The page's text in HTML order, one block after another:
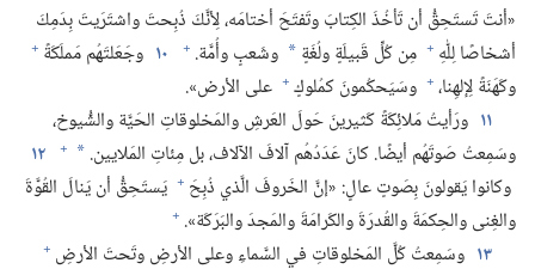
«أنتَ تَستَحِقُّ أن تَأخُذَ الكِتابَ وتَفتَحَ أختامَه،‏ لِأنَّكَ ذُبِحتَ واشتَرَيتَ بِدَمِكَ
أشخاصًا لِلّٰهِ + مِن كُلِّ قَبيلَةٍ ولُغَةٍ * وشَعبٍ وأُمَّة.‏ + ١٠ وجَعَلتَهُم مَملَكَةً +
وكَهَنَةً لِإلهِنا،‏ + وسَيَحكُمونَ كمُلوكٍ + على الأرض».‏
١١ ورَأيتُ مَلائِكَةً كَثيرينَ حَولَ العَرشِ والمَخلوقاتِ الحَيَّة والشُّيوخ،‏
وسَمِعتُ صَوتَهُم أيضًا.‏ كانَ عَدَدُهُم آلافَ الآلاف،‏ بل مِئاتِ المَلايين.‏ *
+
١٢
وكانوا يَقولونَ بِصَوتٍ عالٍ:‏ «إنَّ الخَروفَ الَّذي ذُبِحَ + يَستَحِقُّ أن يَنالَ القُوَّةَ
والغِنى والحِكمَةَ والقُدرَةَ والكَرامَةَ والمَجدَ والبَرَكَة».‏ +
١٣ وسَمِعتُ كُلَّ المَخلوقاتِ في السَّماءِ وعلى الأرضِ وتَحتَ الأرضِ +